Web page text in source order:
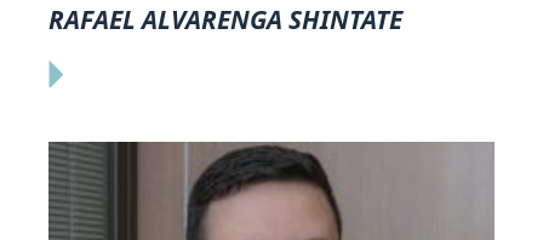
RAFAEL ALVARENGA SHINTATE